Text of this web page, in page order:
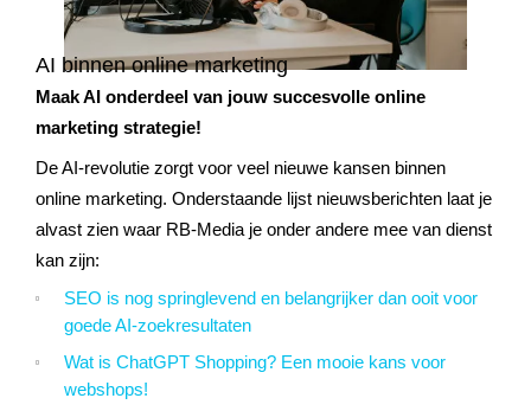
E-mail marketing uitbesteden
AI binnen online marketing
Maak AI onderdeel van jouw succesvolle online
marketing strategie!
De AI-revolutie zorgt voor veel nieuwe kansen binnen
online marketing. Onderstaande lijst nieuwsberichten laat je
alvast zien waar RB-Media je onder andere mee van dienst
kan zijn:
SEO is nog springlevend en belangrijker dan ooit voor
goede AI-zoekresultaten
Wat is ChatGPT Shopping? Een mooie kans voor
webshops!